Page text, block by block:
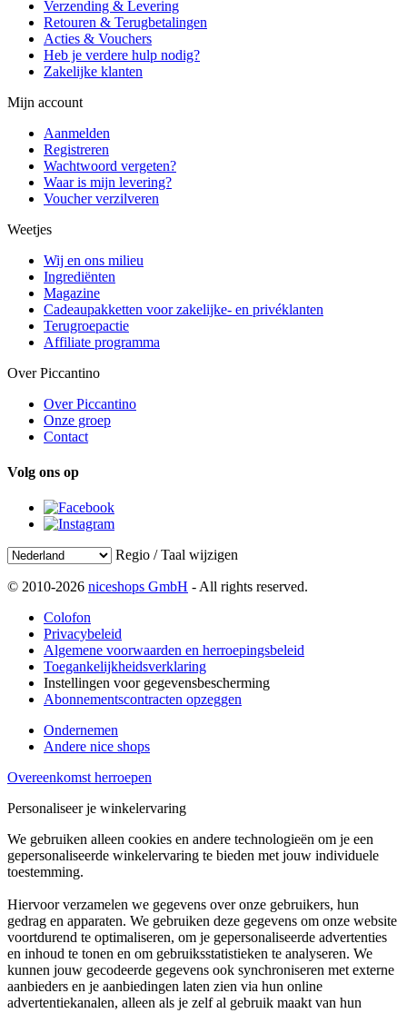
Verzending & Levering
Retouren & Terugbetalingen
Acties & Vouchers
Heb je verdere hulp nodig?
Zakelijke klanten
Mijn account
Aanmelden
Registreren
Wachtwoord vergeten?
Waar is mijn levering?
Voucher verzilveren
Weetjes
Wij en ons milieu
Ingrediënten
Magazine
Cadeaupakketten voor zakelijke- en privéklanten
Terugroepactie
Affiliate programma
Over Piccantino
Over Piccantino
Onze groep
Contact
Volg ons op
Regio / Taal wijzigen
© 2010-2026 niceshops GmbH - All rights reserved.
Colofon
Privacybeleid
Algemene voorwaarden en herroepingsbeleid
Toegankelijkheidsverklaring
Instellingen voor gegevensbescherming
Abonnementscontracten opzeggen
Ondernemen
Andere nice shops
Overeenkomst herroepen
Personaliseer je winkelervaring
We gebruiken alleen cookies en andere technologieën om je een
gepersonaliseerde winkelervaring te bieden met jouw individuele
toestemming.
Hiervoor verzamelen we gegevens over onze gebruikers, hun
gedrag en apparaten. We gebruiken deze gegevens om onze website
voortdurend te optimaliseren, om je gepersonaliseerde advertenties
en inhoud te tonen en om gebruiksstatistieken te analyseren. We
kunnen jouw gecodeerde gegevens ook synchroniseren met externe
aanbieders en je aanbiedingen laten zien via hun online
advertentiekanalen, alleen als je zelf al gebruik maakt van hun